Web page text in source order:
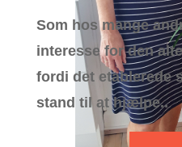
Som hos mange
interesse for den
fordi det etablerede
stand til at hjælpe..